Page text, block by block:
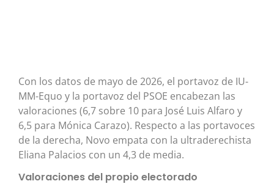
Con los datos de mayo de 2026, el portavoz de IU-
MM-Equo y la portavoz del PSOE encabezan las
valoraciones (6,7 sobre 10 para José Luis Alfaro y
6,5 para Mónica Carazo). Respecto a las portavoces
de la derecha, Novo empata con la ultraderechista
Eliana Palacios con un 4,3 de media.
Valoraciones del propio electorado